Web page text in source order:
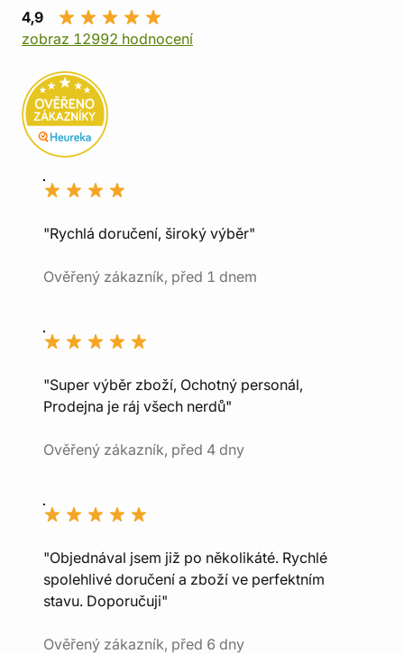
4,9
zobraz 12992 hodnocení
"Rychlá doručení, široký výběr"
Ověřený zákazník, před 1 dnem
"Super výběr zboží, Ochotný personál,
Prodejna je ráj všech nerdů"
Ověřený zákazník, před 4 dny
"Objednával jsem již po několikáté. Rychlé
spolehlivé doručení a zboží ve perfektním
stavu. Doporučuji"
Ověřený zákazník, před 6 dny